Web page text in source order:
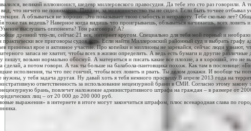
великий иллюзионист, шедевр миллеровского правосудия. Да тебе это сто раз говорили. А
что ничего не понимаешь. Пардон, за мошенничество ты не сидел. Если быть точнее отбывал
А обзываться не хорошо. Это показывает твою слабость и неправоту. Тебе сколько лет?
тоже так ведешь? Наверное когда видишь что проигрываешь, обзываться начинаешь, всех ловить
выслушать оппонента? Тон разговора? А?
древний что-ли, сейчас 21 век, интернет кругом. Специально для тебя мой горный и
практически все приговоры судов есть. Если найти Миллеровский районный суд и выбрать графу
принимал ярое и активное участие. Про копейки и миллионы не зарекайся, сейчас люди узнают,
запаса не хватит, чтобы всех в жизни определить. А ведь есть бумаги и другие различные
возьми нормально обоснуй. А материться и писать какие все плохие, а я хороший, это не
а потом говори. А так ты больше на балабола-пантовщика похож. Как там в пословице:
исполнения, ты что пес гончий, чтобы всех ловить и рвать. Ты делом докажи. И вообще ты
нужны, у тебя задача другая. Ну давай хоть я тебя немного просвещу.В апреле 2013 года на
ответственность за использование нецензурной брани в СМИ. Согласно этому закону
брань, повлечет наложение административного штрафа на граждан – в размере от
лиц – от 20 000 до 200 000 руб.
выражения» в интернете в итоге могут закончиться штрафом, плюс всенародная слава по